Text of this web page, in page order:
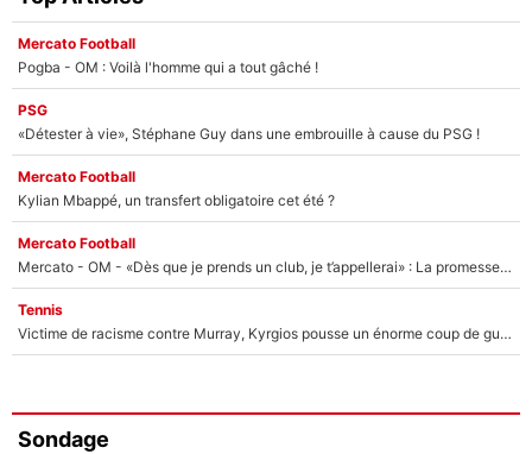
Mercato Football
Pogba - OM : Voilà l'homme qui a tout gâché !
PSG
«Détester à vie», Stéphane Guy dans une embrouille à cause du PSG !
Mercato Football
Kylian Mbappé, un transfert obligatoire cet été ?
Mercato Football
Mercato - OM - «Dès que je prends un club, je t’appellerai» : La promesse de Marcelino au moment de claquer la porte
Tennis
Victime de racisme contre Murray, Kyrgios pousse un énorme coup de gueule !
Sondage